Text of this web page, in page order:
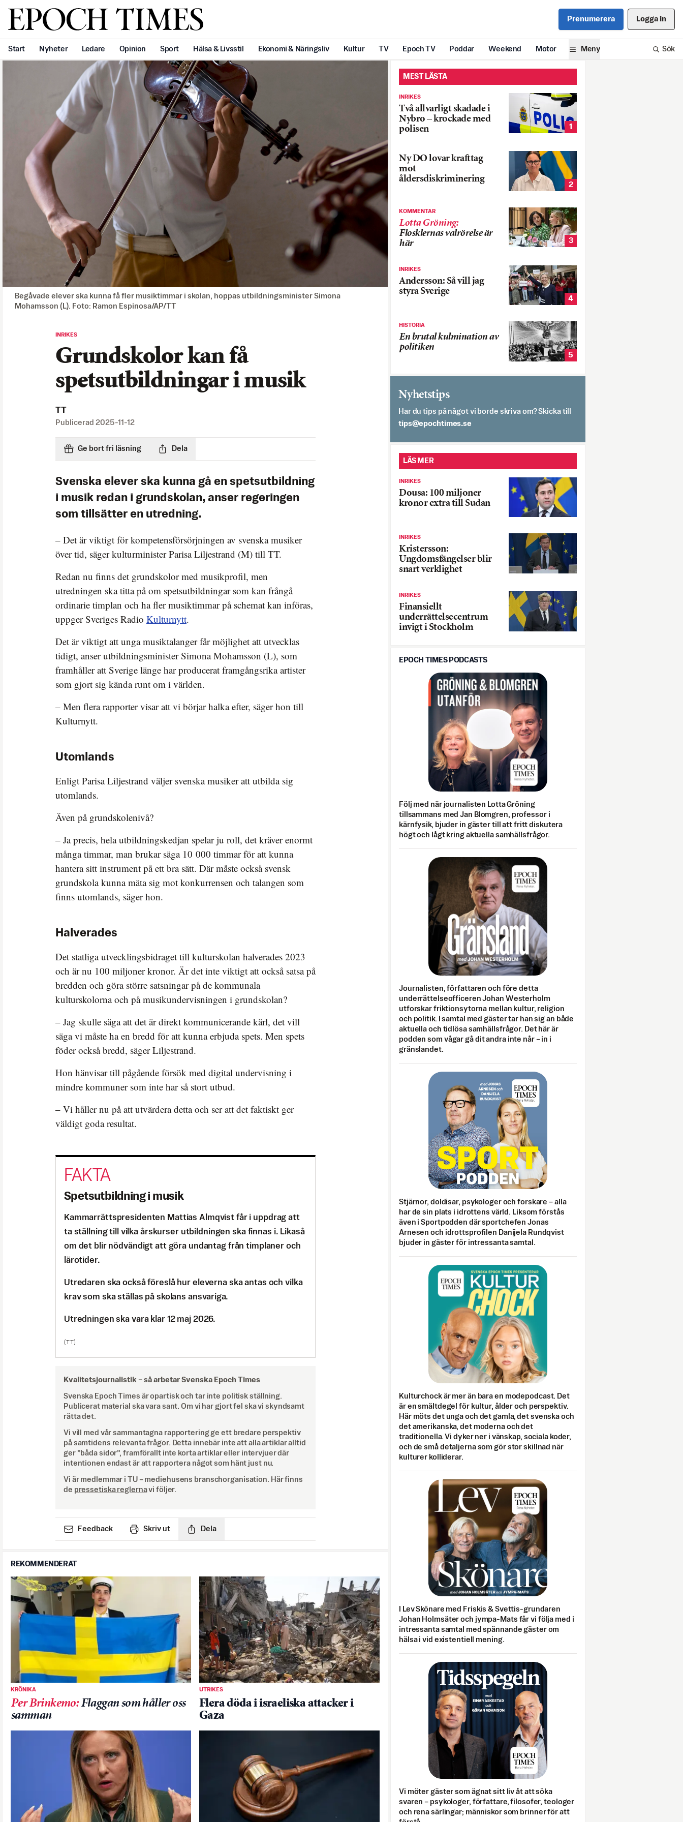
Svenska Epoch Times Prenumerera Logga in
Start Nyheter Ledare Opinion Sport Hälsa & Livsstil Ekonomi & Näringsliv Kultur TV Epoch TV Poddar Weekend Motor Meny Sök
Begåvade elever ska kunna få fler musiktimmar i skolan, hoppas utbildningsminister Simona
Mohamsson (L). Foto: Ramon Espinosa/AP/TT
INRIKES
Grundskolor kan få
spetsutbildningar i musik
TT
Publicerad 2025-11-12
Ge bort fri läsning Dela
Svenska elever ska kunna gå en spetsutbildning
i musik redan i grundskolan, anser regeringen
som tillsätter en utredning.
– Det är viktigt för kompetensförsörjningen av svenska musiker
över tid, säger kulturminister Parisa Liljestrand (M) till TT.
Redan nu finns det grundskolor med musikprofil, men
utredningen ska titta på om spetsutbildningar som kan frångå
ordinarie timplan och ha fler musiktimmar på schemat kan införas,
uppger Sveriges Radio Kulturnytt.
Det är viktigt att unga musiktalanger får möjlighet att utvecklas
tidigt, anser utbildningsminister Simona Mohamsson (L), som
framhåller att Sverige länge har producerat framgångsrika artister
som gjort sig kända runt om i världen.
– Men flera rapporter visar att vi börjar halka efter, säger hon till
Kulturnytt.
Utomlands
Enligt Parisa Liljestrand väljer svenska musiker att utbilda sig
utomlands.
Även på grundskolenivå?
– Ja precis, hela utbildningskedjan spelar ju roll, det kräver enormt
många timmar, man brukar säga 10 000 timmar för att kunna
hantera sitt instrument på ett bra sätt. Där måste också svensk
grundskola kunna mäta sig mot konkurrensen och talangen som
finns utomlands, säger hon.
Halverades
Det statliga utvecklingsbidraget till kulturskolan halverades 2023
och är nu 100 miljoner kronor. Är det inte viktigt att också satsa på
bredden och göra större satsningar på de kommunala
kulturskolorna och på musikundervisningen i grundskolan?
– Jag skulle säga att det är direkt kommunicerande kärl, det vill
säga vi måste ha en bredd för att kunna erbjuda spets. Men spets
föder också bredd, säger Liljestrand.
Hon hänvisar till pågående försök med digital undervisning i
mindre kommuner som inte har så stort utbud.
– Vi håller nu på att utvärdera detta och ser att det faktiskt ger
väldigt goda resultat.
Spetsutbildning i musik
Kammarrättspresidenten Mattias Almqvist får i uppdrag att
ta ställning till vilka årskurser utbildningen ska finnas i. Likaså
om det blir nödvändigt att göra undantag från timplaner och
lärotider.
Utredaren ska också föreslå hur eleverna ska antas och vilka
krav som ska ställas på skolans ansvariga.
Utredningen ska vara klar 12 maj 2026.
(TT)
Kvalitetsjournalistik – så arbetar Svenska Epoch Times
Svenska Epoch Times är opartisk och tar inte politisk ställning.
Publicerat material ska vara sant. Om vi har gjort fel ska vi skyndsamt
rätta det.
Vi vill med vår sammantagna rapportering ge ett bredare perspektiv
på samtidens relevanta frågor. Detta innebär inte att alla artiklar alltid
ger ”båda sidor”, framförallt inte korta artiklar eller intervjuer där
intentionen endast är att rapportera något som hänt just nu.
Vi är medlemmar i TU – mediehusens branschorganisation. Här finns
de pressetiska reglernavi följer.
Feedback Skriv ut Dela
REKOMMENDERAT
KRÖNIKA
Per Brinkemo:Flaggan som håller oss
samman
UTRIKES
Flera döda i israeliska attacker i
Gaza
MEST LÄSTA
INRIKES
Två allvarligt skadade i
Nybro – krockade med
polisen
1
Ny DO lovar krafttag
mot
åldersdiskriminering
2
KOMMENTAR
Lotta Gröning:
Flosklernas valrörelse är
här
3
INRIKES
Andersson: Så vill jag
styra Sverige
4
HISTORIA
En brutal kulmination av
politiken
5
Nyhetstips
Har du tips på något vi borde skriva om? Skicka till
es.semithcope@spit
LÄS MER
INRIKES
Dousa: 100 miljoner
kronor extra till Sudan
INRIKES
Kristersson:
Ungdomsfängelser blir
snart verklighet
INRIKES
Finansiellt
underrättelsecentrum
invigt i Stockholm
EPOCH TIMES PODCASTS
Följ med när journalisten Lotta Gröning
tillsammans med Jan Blomgren, professor i
kärnfysik, bjuder in gäster till att fritt diskutera
högt och lågt kring aktuella samhällsfrågor.
Journalisten, författaren och före detta
underrättelseofficeren Johan Westerholm
utforskar friktionsytorna mellan kultur, religion
och politik. I samtal med gäster tar han sig an både
aktuella och tidlösa samhällsfrågor. Det här är
podden som vågar gå dit andra inte når – in i
gränslandet.
Stjärnor, doldisar, psykologer och forskare – alla
har de sin plats i idrottens värld. Liksom förstås
även i Sportpodden där sportchefen Jonas
Arnesen och idrottsprofilen Danijela Rundqvist
bjuder in gäster för intressanta samtal.
Kulturchock är mer än bara en modepodcast. Det
är en smältdegel för kultur, ålder och perspektiv.
Här möts det unga och det gamla, det svenska och
det amerikanska, det moderna och det
traditionella. Vi dyker ner i vänskap, sociala koder,
och de små detaljerna som gör stor skillnad när
kulturer kolliderar.
I Lev Skönare med Friskis & Svettis-grundaren
Johan Holmsäter och jympa-Mats får vi följa med i
intressanta samtal med spännande gäster om
hälsa i vid existentiell mening.
Vi möter gäster som ägnat sitt liv åt att söka
svaren – psykologer, författare, filosofer, teologer
och rena särlingar; människor som brinner för att